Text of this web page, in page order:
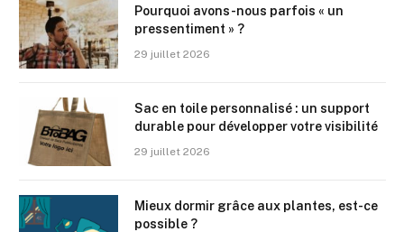
Pourquoi avons-nous parfois « un
pressentiment » ?
29 juillet 2026
Sac en toile personnalisé : un support
durable pour développer votre visibilité
29 juillet 2026
Mieux dormir grâce aux plantes, est-ce
possible ?